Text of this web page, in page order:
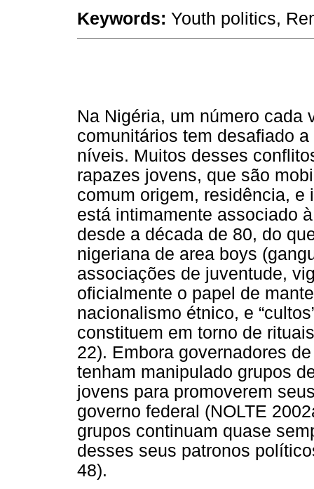
Keywords: Youth politics,
Na Nigéria, um número cada
comunitários tem desafiado
níveis. Muitos desses
rapazes jovens, que são
comum origem, residência,
está intimamente associado
desde a década de 80, do
nigeriana de area boys
associações de juventude,
oficialmente o papel de
nacionalismo étnico, e
constituem em torno de
22). Embora governadores
tenham manipulado grupos
jovens para promoverem
governo federal (NOLTE
grupos continuam quase
desses seus patronos
48).